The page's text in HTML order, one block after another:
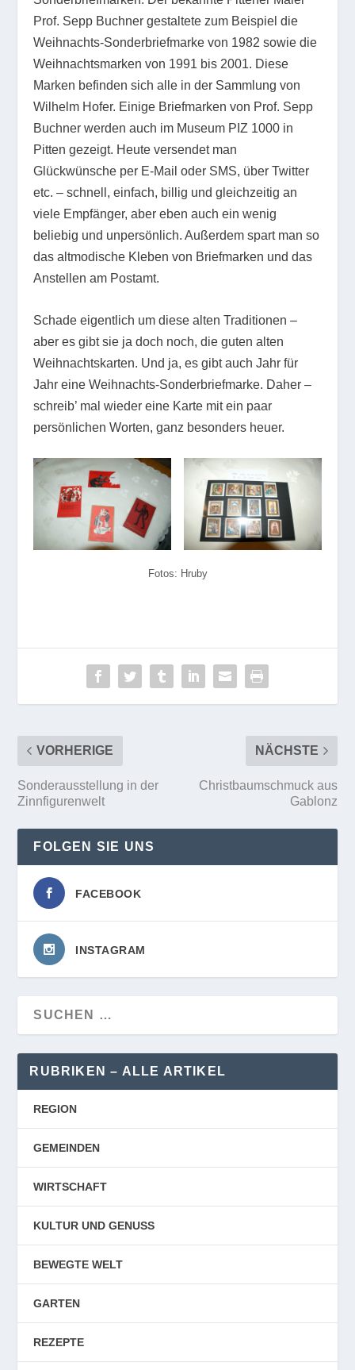
Prof. Sepp Buchner gestaltete zum Beispiel die
Weihnachts-Sonderbriefmarke von 1982 sowie die
Weihnachtsmarken von 1991 bis 2001. Diese
Marken befinden sich alle in der Sammlung von
Wilhelm Hofer. Einige Briefmarken von Prof. Sepp
Buchner werden auch im Museum PIZ 1000 in
Pitten gezeigt. Heute versendet man
Glückwünsche per E-Mail oder SMS, über Twitter
etc. – schnell, einfach, billig und gleichzeitig an
viele Empfänger, aber eben auch ein wenig
beliebig und unpersönlich. Außerdem spart man so
das altmodische Kleben von Briefmarken und das
Anstellen am Postamt.
Schade eigentlich um diese alten Traditionen –
aber es gibt sie ja doch noch, die guten alten
Weihnachtskarten. Und ja, es gibt auch Jahr für
Jahr eine Weihnachts-Sonderbriefmarke. Daher –
schreib’ mal wieder eine Karte mit ein paar
persönlichen Worten, ganz besonders heuer.
Fotos: Hruby
VORHERIGE
Sonderausstellung in der
Zinnfigurenwelt
NÄCHSTE
Christbaumschmuck aus
Gablonz
FOLGEN SIE UNS
FACEBOOK
INSTAGRAM
RUBRIKEN – ALLE ARTIKEL
REGION
GEMEINDEN
WIRTSCHAFT
KULTUR UND GENUSS
BEWEGTE WELT
GARTEN
REZEPTE